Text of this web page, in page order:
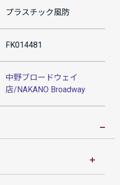
プラスチック風防
FK014481
中野ブロードウェイ
店/NAKANO Broadway